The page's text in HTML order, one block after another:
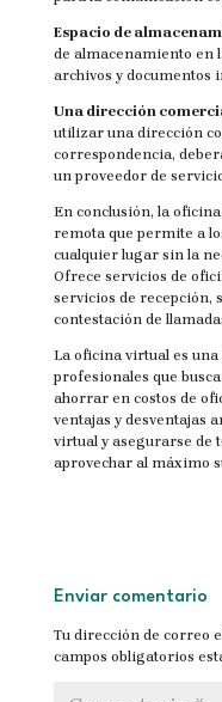
Espacio de
de almacenamiento en
archivos y documentos
Una dirección
utilizar una dirección
correspondencia,
un proveedor de
En conclusión, la
remota que permite a
cualquier lugar sin la
Ofrece servicios de
servicios de recepción,
contestación de
La oficina virtual es
profesionales que
ahorrar en costos de
ventajas y desventajas
virtual y asegurarse de
aprovechar al máximo
Enviar comentario
Tu dirección de correo
campos obligatorios